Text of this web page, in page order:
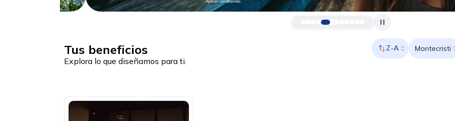
Tus beneficios
Explora lo que diseñamos para ti.
Z-A Montecristi